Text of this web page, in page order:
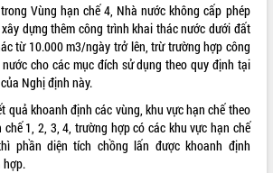
Vùng hạn chế 4, Nhà nước không cấp phép
dựng thêm công trình khai thác nước dưới đất
từ 10.000 m3/ngày trở lên, trừ trường hợp công
cho các mục đích sử dụng theo quy định tại
Nghị định này.
quả khoanh định các vùng, khu vực hạn chế theo
1, 2, 3, 4, trường hợp có các khu vực hạn chế
phần diện tích chồng lấn được khoanh định
hợp.